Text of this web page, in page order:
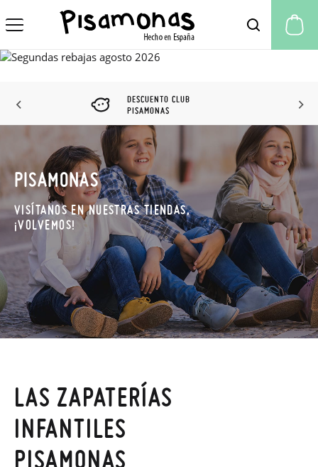
DESCUENTO CLUB
PISAMONAS
PISAMONAS
VISÍTANOS EN NUESTRAS TIENDAS,
¡VOLVEMOS!
LAS ZAPATERÍAS
INFANTILES
PISAMONAS